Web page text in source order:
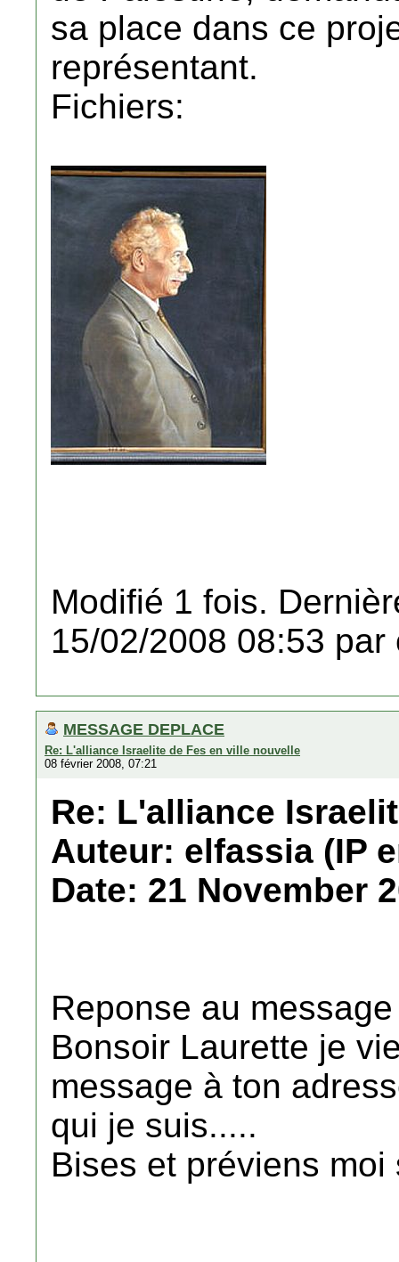
sa place dans ce
représentant.
Fichiers:
Modifié 1 fois.
15/02/2008 08:53 par
MESSAGE DEPLACE
Re: L'alliance Israelite de Fes en ville nouvelle
08 février 2008, 07:21
Re: L'alliance
Auteur: elfassia (IP
Date: 21 November
Reponse au
Bonsoir Laurette je
message à ton
qui je suis.....
Bises et préviens